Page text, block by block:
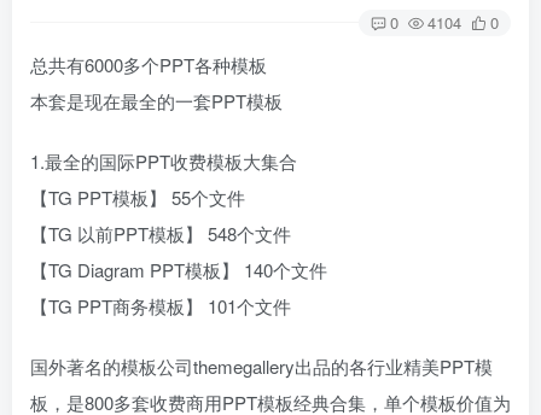
0 4104 0
总共有6000多个PPT各种模板
本套是现在最全的一套PPT模板
1.最全的国际PPT收费模板大集合
【TG PPT模板】 55个文件
【TG 以前PPT模板】 548个文件
【TG Diagram PPT模板】 140个文件
【TG PPT商务模板】 101个文件
国外著名的模板公司themegallery出品的各行业精美PPT模
板，是800多套收费商用PPT模板经典合集，单个模板价值为